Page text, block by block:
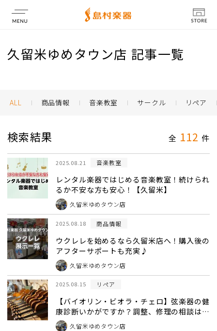
店舗情報
久留米ゆめタウン店 記事一覧
ALL 商品情報 音楽教室 サークル リペア
検索結果 全 112 件
2025.08.21 音楽教室
レンタル楽器ではじめる音楽教室！続けられ
るか不安な方も安心！【久留米】
久留米ゆめタウン店
2025.08.18 商品情報
ウクレレを始めるなら久留米店へ！購入後の
アフターサポートも充実♪
久留米ゆめタウン店
2025.08.15 リペア
【バイオリン・ビオラ・チェロ】弦楽器の健
康診断いかがですか？調整、修理の相談は久
留米店へ！
久留米ゆめタウン店